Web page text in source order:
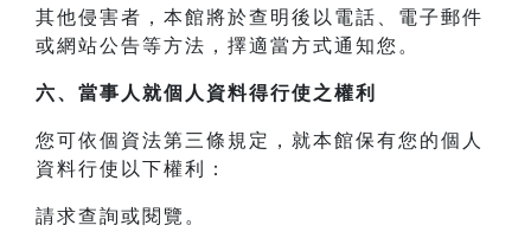
其他侵害者，本館將於查明後以電話、電子郵件
或網站公告等方法，擇適當方式通知您。
六、當事人就個人資料得行使之權利
您可依個資法第三條規定，就本館保有您的個人
資料行使以下權利：
請求查詢或閱覽。